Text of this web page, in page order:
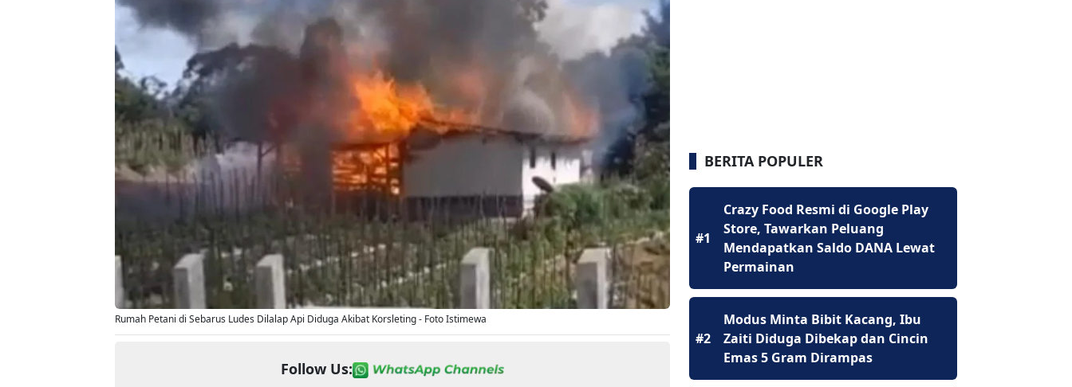
Rumah Petani di Sebarus Ludes Dilalap Api Diduga Akibat Korsleting - Foto Istimewa
Follow Us:
BERITA POPULER
#1
Crazy Food Resmi di Google Play
Store, Tawarkan Peluang
Mendapatkan Saldo DANA Lewat
Permainan
#2
Modus Minta Bibit Kacang, Ibu
Zaiti Diduga Dibekap dan Cincin
Emas 5 Gram Dirampas